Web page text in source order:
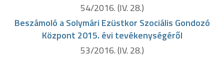
54/2016. (IV. 28.)
Beszámoló a Solymári Ezüstkor Szociális Gondozó
Központ 2015. évi tevékenységéről
53/2016. (IV. 28.)